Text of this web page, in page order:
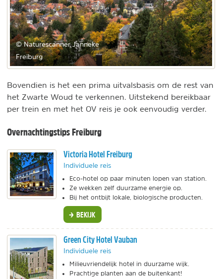
© Naturescanner Janneke
Freiburg
Bovendien is het een prima uitvalsbasis om de rest van
het Zwarte Woud te verkennen. Uitstekend bereikbaar
per trein en met het OV reis je ook eenvoudig verder.
Overnachtingstips Freiburg
Victoria Hotel Freiburg
Individuele reis
Eco-hotel op paar minuten lopen van station.
Ze wekken zelf duurzame energie op.
Bij het ontbijt lokale, biologische producten.
BEKIJK
Green City Hotel Vauban
Individuele reis
Milieuvriendelijk hotel in duurzame wijk.
Prachtige planten aan de buitenkant!